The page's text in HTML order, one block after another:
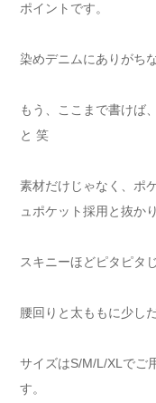
ポイントです。
染めデニムにありがち
もう、ここまで書けば
と 笑
素材だけじゃなく、ポ
ュポケット採用と抜か
スキニーほどピタピタ
腰回りと太ももに少し
サイズはS/M/L/XLでご
す。